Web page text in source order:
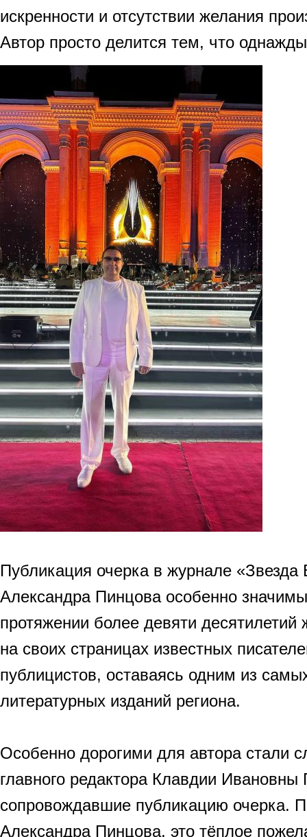
искренности и отсутствии желания
Автор просто делится тем, что
Публикация очерка в журнале «Звезда
Александра Пинцова особенно
протяжении более девяти десятилетий
на своих страницах известных
публицистов, оставаясь одним из
литературных изданий региона.
Особенно дорогими для автора стали
главного редактора Клавдии Ивановны
сопровождавшие публикацию очерка.
Александра Пинцова, это тёплое